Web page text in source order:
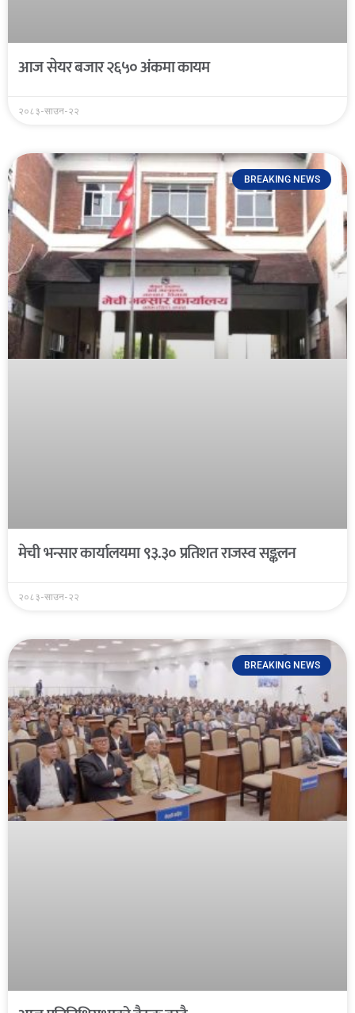
आज सेयर बजार २६५० अंकमा कायम
२०८३-साउन-२२
BREAKING NEWS
मेची भन्सार कार्यालयमा ९३.३० प्रतिशत राजस्व सङ्कलन
२०८३-साउन-२२
BREAKING NEWS